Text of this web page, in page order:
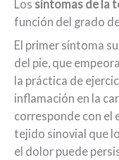
Los síntomas de la
función del grado
El primer síntoma
del pie, que
la práctica de
inflamación en la
corresponde con el
tejido sinovial que
el dolor puede